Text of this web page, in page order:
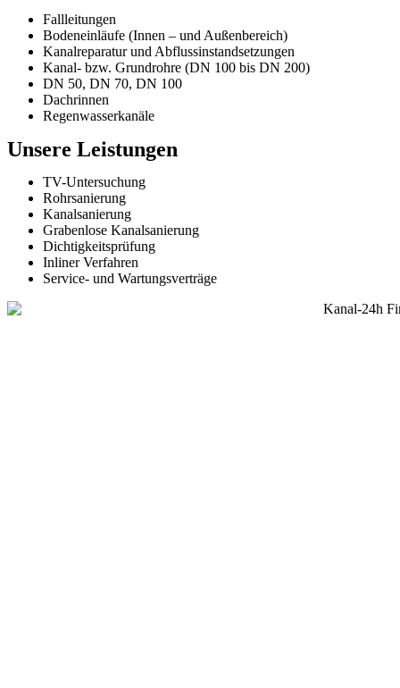
Fallleitungen
Bodeneinläufe (Innen – und Außenbereich)
Kanalreparatur und Abflussinstandsetzungen
Kanal- bzw. Grundrohre (DN 100 bis DN 200)
DN 50, DN 70, DN 100
Dachrinnen
Regenwasserkanäle
Unsere Leistungen
TV-Untersuchung
Rohrsanierung
Kanalsanierung
Grabenlose Kanalsanierung
Dichtigkeitsprüfung
Inliner Verfahren
Service- und Wartungsverträge